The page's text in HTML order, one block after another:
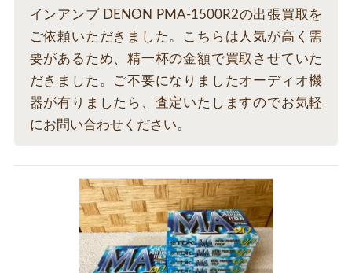
インアンプ DENON PMA-1500R2の出張買取を
ご依頼いただきました。こちらは人気が高く需
要があるため、精一杯の金額で買取させていた
だきました。ご不要になりましたオーディオ機
器が有りましたら、査定いたしますのでお気軽
にお問い合わせください。